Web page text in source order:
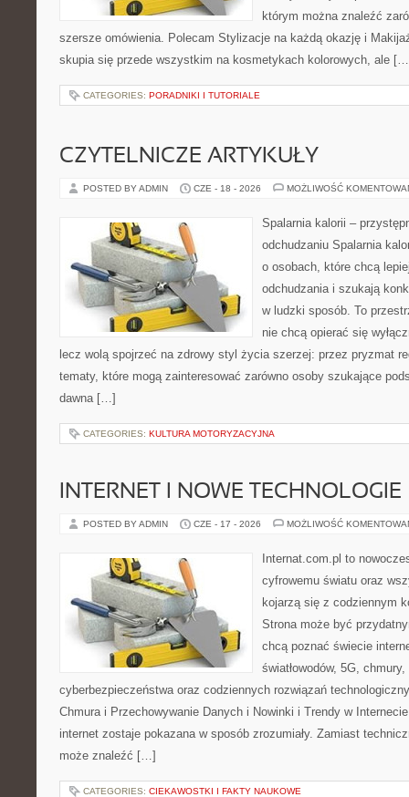
którym można znaleźć
szersze omówienia. Polecam Stylizacje na każdą okazję i
skupia się przede wszystkim na kosmetykach kolorowych, ale
CATEGORIES: PORADNIKI I TUTORIALE
CZYTELNICZE ARTYKUŁY
POSTED BY ADMIN CZE - 18 - 2026 MOŻLIWOŚĆ
Spalarnia kalorii –
odchudzaniu Spalarnia
o osobach, które chcą
odchudzania i szukają
w ludzki sposób. To
nie chcą opierać się
lecz wolą spojrzeć na zdrowy styl życia szerzej: przez pryzmat
tematy, które mogą zainteresować zarówno osoby szukające
dawna […]
CATEGORIES: KULTURA MOTORYZACYJNA
INTERNET I NOWE TECHNOLOGIE
POSTED BY ADMIN CZE - 17 - 2026 MOŻLIWOŚĆ
Internat.com.pl to
cyfrowemu światu oraz
kojarzą się z codziennym
Strona może być
chcą poznać świecie
światłowodów, 5G,
cyberbezpieczeństwa oraz codziennych rozwiązań
Chmura i Przechowywanie Danych i Nowinki i Trendy w
internet zostaje pokazana w sposób zrozumiały. Zamiast
może znaleźć […]
CATEGORIES: CIEKAWOSTKI I FAKTY NAUKOWE